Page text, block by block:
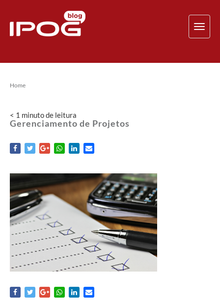
Home
< 1 minutode leitura
Gerenciamento de Projetos